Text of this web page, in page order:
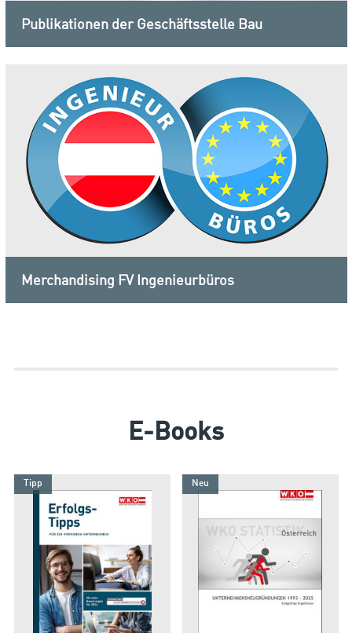
Publikationen der Geschäftsstelle Bau
Merchandising FV Ingenieurbüros
E-Books
Tipp Neu